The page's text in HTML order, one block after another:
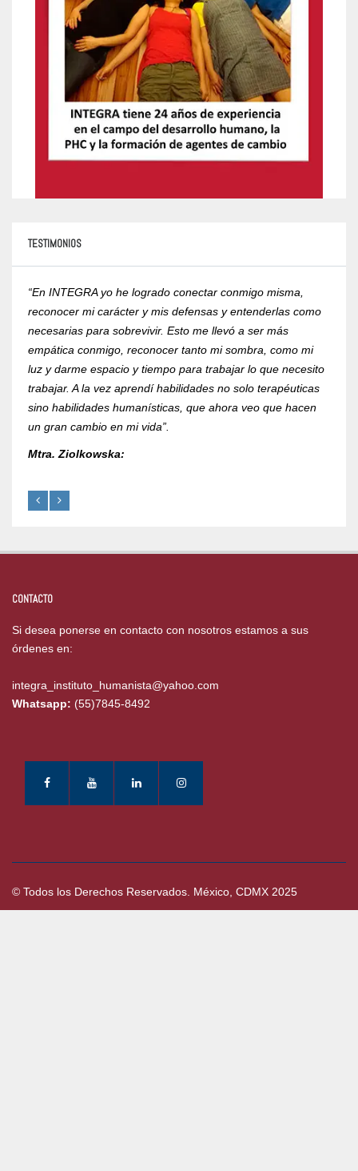
TESTIMONIOS
“En INTEGRA yo he logrado conectar conmigo misma,
reconocer mi carácter y mis defensas y entenderlas como
necesarias para sobrevivir. Esto me llevó a ser más
empática conmigo, reconocer tanto mi sombra, como mi
luz y darme espacio y tiempo para trabajar lo que necesito
trabajar. A la vez aprendí habilidades no solo terapéuticas
sino habilidades humanísticas, que ahora veo que hacen
un gran cambio en mi vida”.
Mtra. Ziolkowska:
CONTACTO
Si desea ponerse en contacto con nosotros estamos a sus
órdenes en:
integra_instituto_humanista@yahoo.com
Whatsapp: (55)7845-8492
© Todos los Derechos Reservados. México, CDMX 2025